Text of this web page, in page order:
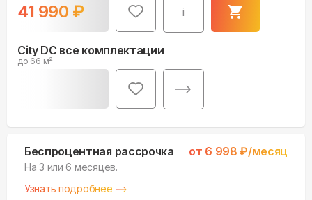
41 990 ₽ i
City DC все комплектации
до 66 м²
Беспроцентная рассрочка от 6 998 ₽/месяц
На 3 или 6 месяцев.
Узнать подробнее